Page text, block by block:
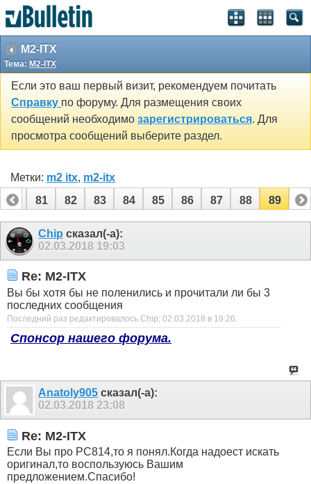
M2-ITX
Тема: M2-ITX
Если это ваш первый визит, рекомендуем почитать
Справку по форуму. Для размещения своих
сообщений необходимо зарегистрироваться. Для
просмотра сообщений выберите раздел.
Метки: m2 itx, m2-itx
80
81 82 83 84 85 86 87 88 89
Chip сказал(-а):
02.03.2018 19:03
Re: M2-ITX
Вы бы хотя бы не поленились и прочитали ли бы 3
последних сообщения
Последний раз редактировалось Chip; 02.03.2018 в 19:26.
Спонсор нашего форума.
Anatoly905 сказал(-а):
02.03.2018 23:08
Re: M2-ITX
Если Вы про PC814,то я понял.Когда надоест искать
оригинал,то воспользуюсь Вашим
предложением.Спасибо!